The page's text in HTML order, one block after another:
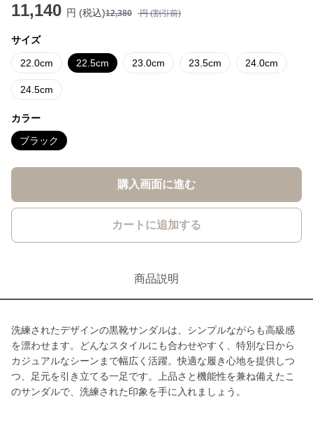
11,140 円 (税込)12,380 円 (割引前)
サイズ
22.0cm 22.5cm 23.0cm 23.5cm 24.0cm
24.5cm
カラー
ブラック
購入画面に進む
カートに追加する
商品説明
洗練されたデザインの黒靴サンダルは、シンプルながらも高級感
を漂わせます。どんなスタイルにも合わせやすく、特別な日から
カジュアルなシーンまで幅広く活躍。快適な履き心地を提供しつ
つ、足元を引き立てる一足です。上品さと機能性を兼ね備えたこ
のサンダルで、洗練された印象を手に入れましょう。